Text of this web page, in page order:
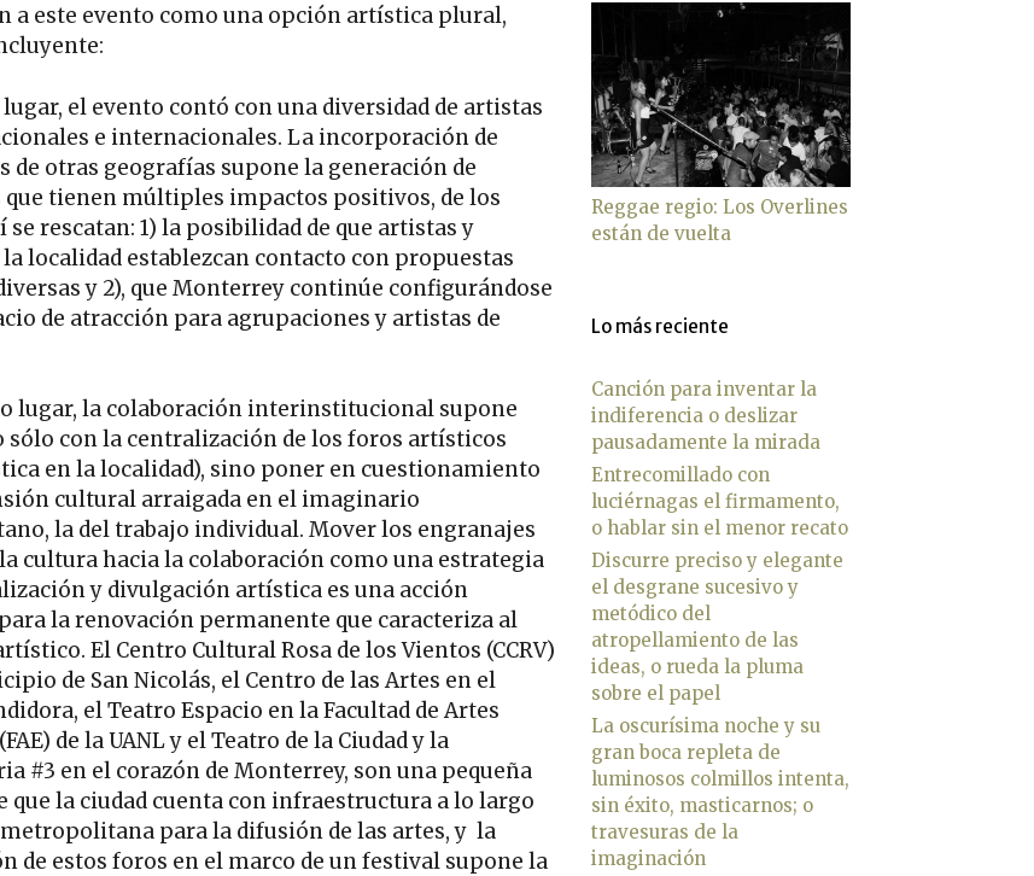
a este evento como una opción artística plural,
el evento contó con una diversidad de artistas
e internacionales. La incorporación de
de otras geografías supone la generación de
que tienen múltiples impactos positivos, de los
se rescatan: 1) la posibilidad de que artistas y
localidad establezcan contacto con propuestas
y 2), que Monterrey continúe configurándose
de atracción para agrupaciones y artistas de
lugar, la colaboración interinstitucional supone
sólo con la centralización de los foros artísticos
en la localidad), sino poner en cuestionamiento
cultural arraigada en el imaginario
la del trabajo individual. Mover los engranajes
cultura hacia la colaboración como una estrategia
y divulgación artística es una acción
la renovación permanente que caracteriza al
El Centro Cultural Rosa de los Vientos (CCRV)
de San Nicolás, el Centro de las Artes en el
el Teatro Espacio en la Facultad de Artes
de la UANL y el Teatro de la Ciudad y la
#3 en el corazón de Monterrey, son una pequeña
que la ciudad cuenta con infraestructura a lo largo
metropolitana para la difusión de las artes, y la
de estos foros en el marco de un festival supone la
Reggae regio: Los Overlines
están de vuelta
Lo más reciente
Canción para inventar la
indiferencia o deslizar
pausadamente la mirada
Entrecomillado con
luciérnagas el firmamento,
o hablar sin el menor recato
Discurre preciso y elegante
el desgrane sucesivo y
metódico del
atropellamiento de las
ideas, o rueda la pluma
sobre el papel
La oscurísima noche y su
gran boca repleta de
luminosos colmillos intenta,
sin éxito, masticarnos; o
travesuras de la
imaginación